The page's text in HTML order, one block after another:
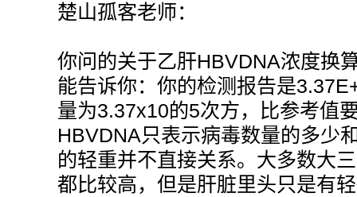
楚山孤客老师：
你问的关于乙肝HBVDNA浓度换
能告诉你：你的检测报告是
量为3.37x10的5次方，比参考值
HBVDNA只表示病毒数量的多少
的轻重并不直接关系。大多数大
都比较高，但是肝脏里头只是有